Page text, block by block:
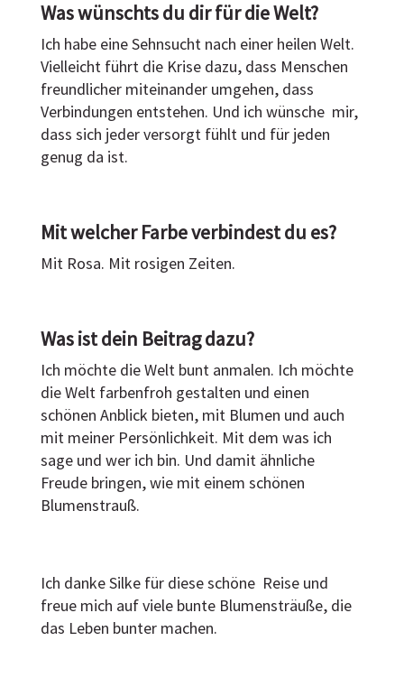
Was wünschts du dir für die Welt?
Ich habe eine Sehnsucht nach einer heilen Welt.
Vielleicht führt die Krise dazu, dass Menschen
freundlicher miteinander umgehen, dass
Verbindungen entstehen. Und ich wünsche mir,
dass sich jeder versorgt fühlt und für jeden
genug da ist.
Mit welcher Farbe verbindest du es?
Mit Rosa. Mit rosigen Zeiten.
Was ist dein Beitrag dazu?
Ich möchte die Welt bunt anmalen. Ich möchte
die Welt farbenfroh gestalten und einen
schönen Anblick bieten, mit Blumen und auch
mit meiner Persönlichkeit. Mit dem was ich
sage und wer ich bin. Und damit ähnliche
Freude bringen, wie mit einem schönen
Blumenstrauß.
Ich danke Silke für diese schöne Reise und
freue mich auf viele bunte Blumensträuße, die
das Leben bunter machen.